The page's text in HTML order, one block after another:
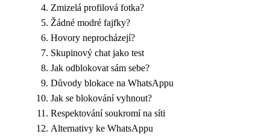
Zmizelá profilová fotka?
Žádné modré fajfky?
Hovory neprocházejí?
Skupinový chat jako test
Jak odblokovat sám sebe?
Důvody blokace na WhatsAppu
Jak se blokování vyhnout?
Respektování soukromí na síti
Alternativy ke WhatsAppu